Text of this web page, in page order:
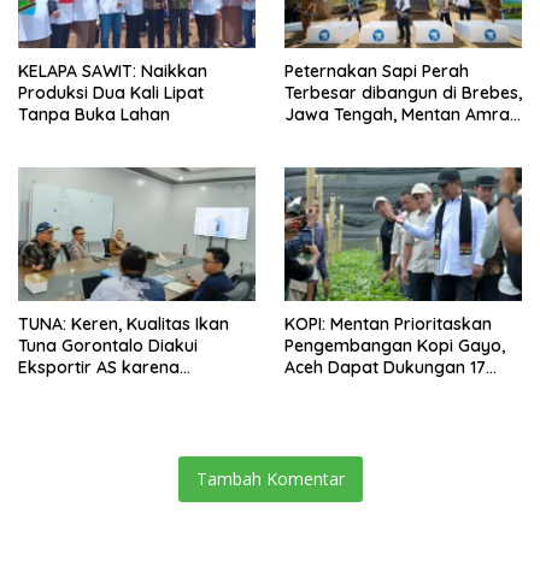
KELAPA SAWIT: Naikkan
Produksi Dua Kali Lipat
Tanpa Buka Lahan
Peternakan Sapi Perah
Terbesar dibangun di Brebes,
Jawa Tengah, Mentan Amran
TUNA: Keren, Kualitas Ikan
Tuna Gorontalo Diakui
Eksportir AS karena
KOPI: Mentan Prioritaskan
Pengembangan Kopi Gayo,
Aceh Dapat Dukungan 17
Tambah Komentar